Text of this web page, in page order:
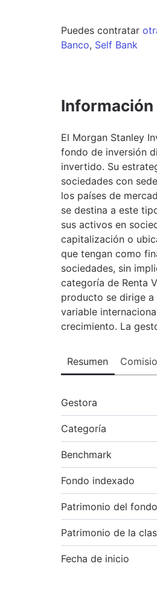
Puedes contratar
Banco, Self Bank
Información
El Morgan Stanley
fondo de inversión
invertido. Su
sociedades con
los países de
se destina a este
sus activos en
capitalización o
que tengan como
sociedades, sin
categoría de Renta
producto se dirige a
variable
crecimiento. La
Resumen
Gestora
Categoría
Benchmark
Fondo indexado
Patrimonio del fondo
Patrimonio de la
Fecha de inicio